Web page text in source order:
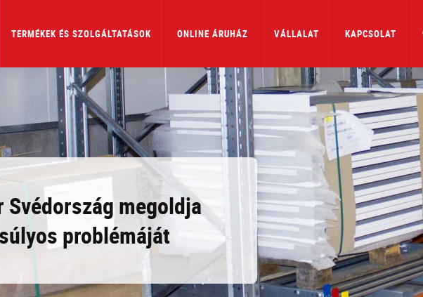
TERMÉKEK ÉS SZOLGÁLTATÁSOK ONLINE ÁRUHÁZ VÁLLALAT KAPCSOLAT
megoldja
problémáját